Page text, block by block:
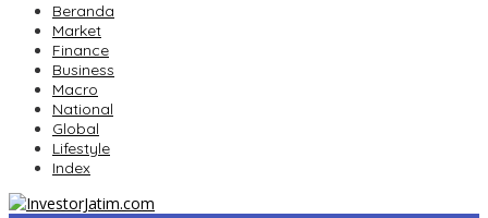
Beranda
Market
Finance
Business
Macro
National
Global
Lifestyle
Index